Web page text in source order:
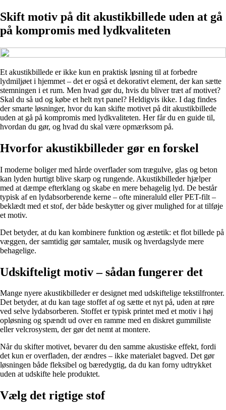
Skift motiv på dit akustikbillede uden at gå
på kompromis med lydkvaliteten
Et akustikbillede er ikke kun en praktisk løsning til at forbedre
lydmiljøet i hjemmet – det er også et dekorativt element, der kan sætte
stemningen i et rum. Men hvad gør du, hvis du bliver træt af motivet?
Skal du så ud og købe et helt nyt panel? Heldigvis ikke. I dag findes
der smarte løsninger, hvor du kan skifte motivet på dit akustikbillede
uden at gå på kompromis med lydkvaliteten. Her får du en guide til,
hvordan du gør, og hvad du skal være opmærksom på.
Hvorfor akustikbilleder gør en forskel
I moderne boliger med hårde overflader som trægulve, glas og beton
kan lyden hurtigt blive skarp og rungende. Akustikbilleder hjælper
med at dæmpe efterklang og skabe en mere behagelig lyd. De består
typisk af en lydabsorberende kerne – ofte mineraluld eller PET-filt –
beklædt med et stof, der både beskytter og giver mulighed for at tilføje
et motiv.
Det betyder, at du kan kombinere funktion og æstetik: et flot billede på
væggen, der samtidig gør samtaler, musik og hverdagslyde mere
behagelige.
Udskifteligt motiv – sådan fungerer det
Mange nyere akustikbilleder er designet med udskiftelige tekstilfronter.
Det betyder, at du kan tage stoffet af og sætte et nyt på, uden at røre
ved selve lydabsorberen. Stoffet er typisk printet med et motiv i høj
opløsning og spændt ud over en ramme med en diskret gummiliste
eller velcrosystem, der gør det nemt at montere.
Når du skifter motivet, bevarer du den samme akustiske effekt, fordi
det kun er overfladen, der ændres – ikke materialet bagved. Det gør
løsningen både fleksibel og bæredygtig, da du kan forny udtrykket
uden at udskifte hele produktet.
Vælg det rigtige stof